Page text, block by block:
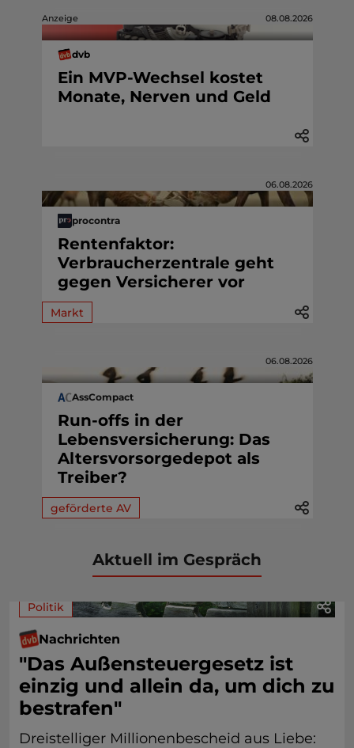
Anzeige 08.08.2026
dvb
Ein MVP-Wechsel kostet
Monate, Nerven und Geld
06.08.2026
procontra
Rentenfaktor:
Verbraucherzentrale geht
gegen Versicherer vor
Markt
06.08.2026
AssCompact
Run-offs in der
Lebensversicherung: Das
Altersvorsorgedepot als
Treiber?
geförderte AV
Aktuell im Gespräch
Politik
Nachrichten
"Das Außensteuergesetz ist
einzig und allein da, um dich zu
bestrafen"
Dreistelliger Millionenbescheid aus Liebe: